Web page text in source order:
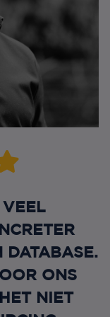
VEEL
DATABASE.
ONS
NIET